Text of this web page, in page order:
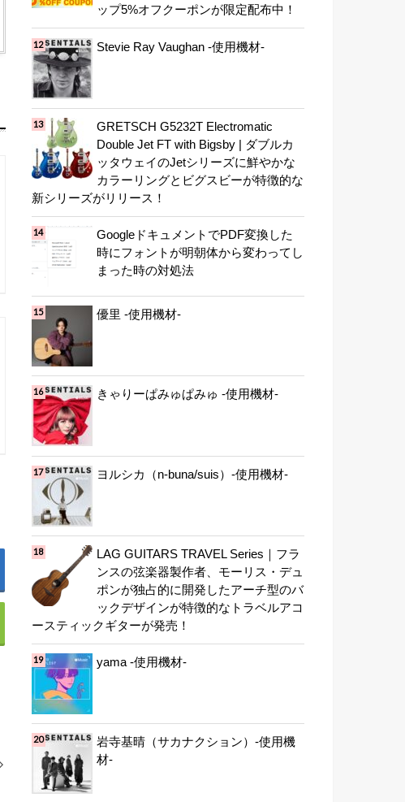
ップ5%オフクーポンが限定配布中！
Stevie Ray Vaughan -使用機材-
GRETSCH G5232T Electromatic
Double Jet FT with Bigsby | ダブルカ
ッタウェイのJetシリーズに鮮やかな
カラーリングとビグスビーが特徴的な
新シリーズがリリース！
GoogleドキュメントでPDF変換した
時にフォントが明朝体から変わってし
まった時の対処法
優里 -使用機材-
きゃりーぱみゅぱみゅ -使用機材-
ヨルシカ（n-buna/suis）-使用機材-
LAG GUITARS TRAVEL Series｜フラ
ンスの弦楽器製作者、モーリス・デュ
ポンが独占的に開発したアーチ型のバ
ックデザインが特徴的なトラベルアコ
ースティックギターが発売！
yama -使用機材-
岩寺基晴（サカナクション）-使用機
材-